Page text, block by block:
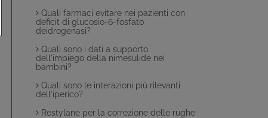
Quali farmaci evitare nei pazienti con
deficit di glucosio-6-fosfato
deidrogenasi?
Quali sono i dati a supporto
dell'impiego della nimesulide nei
bambini?
Quali sono le interazioni più rilevanti
dell'iperico?
Restylane per la correzione delle rughe